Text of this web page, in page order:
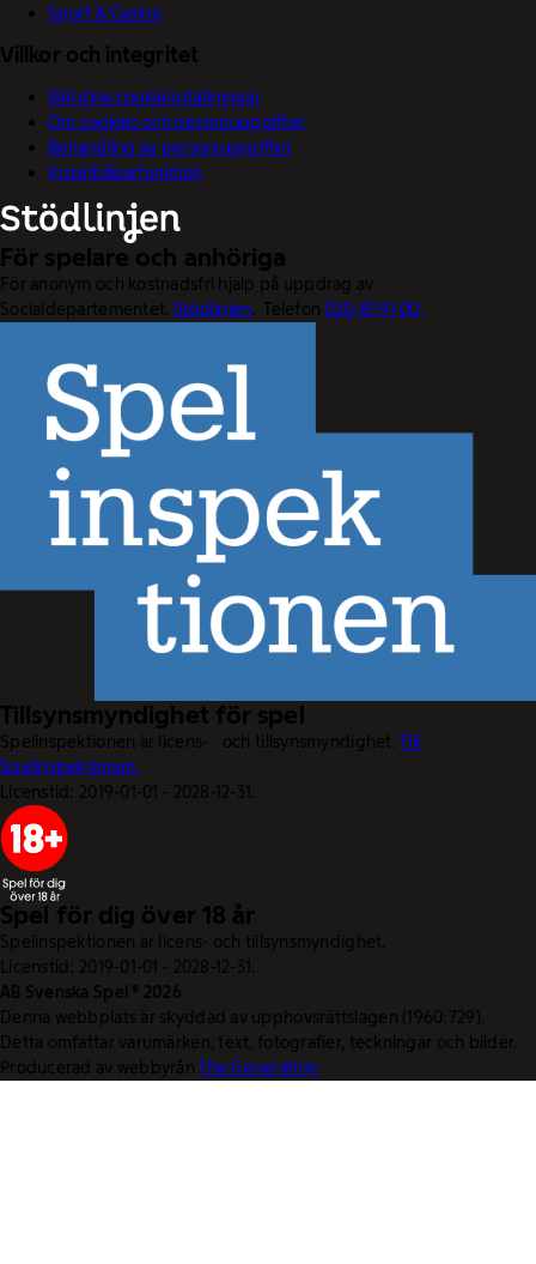
Sport & Casino
Villkor och integritet
Välj dina cookieinställningar
Om cookies och personuppgifter
Behandling av personuppgifter
Visselblåsarfunktion
För spelare och anhöriga
För anonym och kostnadsfri hjälp på uppdrag av
Socialdepartementet. Stödlinjen. Telefon020-81 91 00.
Tillsynsmyndighet för spel
Spelinspektionen är licens- och tillsynsmyndighet.Till
Spelinspektionen.
Licenstid: 2019-01-01 - 2028-12-31.
Spel för dig över 18 år
Spelinspektionen är licens- och tillsynsmyndighet.
Licenstid: 2019-01-01 - 2028-12-31.
AB Svenska Spel © 2026
Denna webbplats är skyddad av upphovsrättslagen (1960:729).
Detta omfattar varumärken, text, fotografier, teckningar och bilder.
Producerad av webbyrånThe Generation